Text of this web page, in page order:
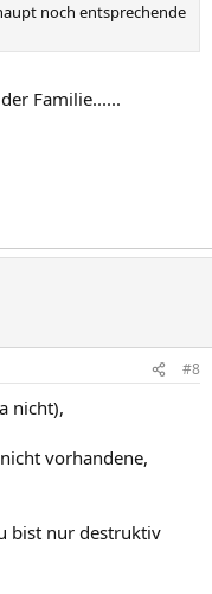
noch entsprechende
Familie......
#8
nicht),
vorhandene,
bist nur destruktiv